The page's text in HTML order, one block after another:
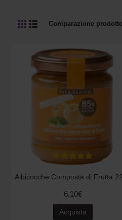
Comparazione
6,10€
Acquista